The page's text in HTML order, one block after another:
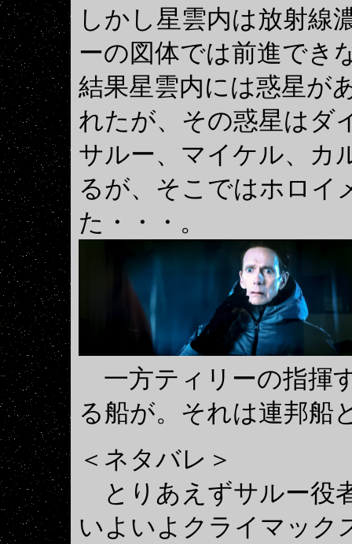
しかし星雲内は放射線
ーの図体では前進でき
結果星雲内には惑星が
れたが、その惑星はダ
サルー、マイケル、カ
るが、そこではホロイ
た・・・。
一方ティリーの指揮
る船が。それは連邦船
＜ネタバレ＞
とりあえずサルー役
いよいよクライマック